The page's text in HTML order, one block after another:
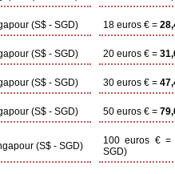
(S$ - SGD) 18 euros € =
(S$ - SGD) 20 euros € =
(S$ - SGD) 30 euros € =
(S$ - SGD) 50 euros € =
(S$ - SGD)
100 euros €
SGD)